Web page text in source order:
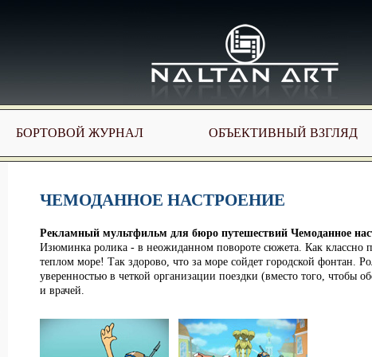
БОРТОВОЙ ЖУРНАЛ ОБЪЕКТИВНЫЙ ВЗГЛЯД
ЧЕМОДАННОЕ НАСТРОЕНИЕ
Рекламный мультфильм для бюро путешествий Чемоданное
Изюминка ролика - в неожиданном повороте сюжета. Как классно
теплом море! Так здорово, что за море сойдет городской фонтан.
уверенностью в четкой организации поездки (вместо того, чтобы
и врачей.